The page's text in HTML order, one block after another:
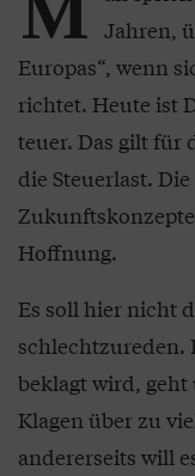
Jahren,
Europas“, wenn
richtet. Heute ist
teuer. Das gilt für
die Steuerlast.
Hoffnung.
Es soll hier nicht
schlechtzureden.
beklagt wird, geht
Klagen über zu
andererseits will